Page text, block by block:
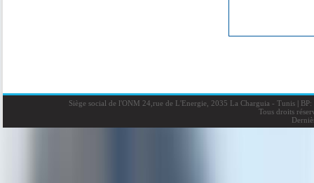
Siège social de l'ONM 24,rue de L'Energie, 2035 La Charguia - Tunis |BP:
Tous droits